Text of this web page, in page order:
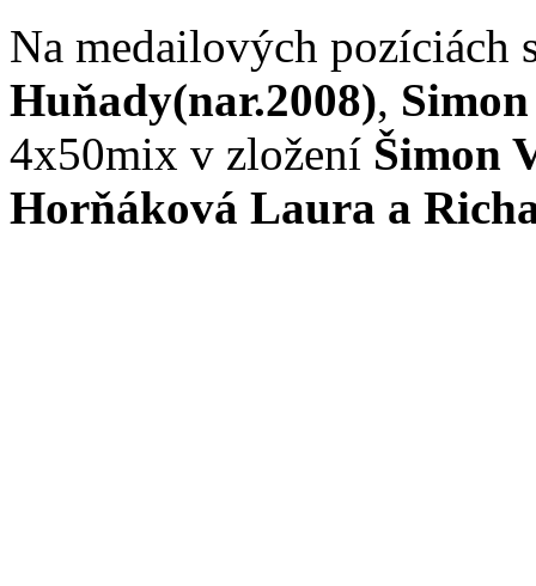
Na medailových pozíciách
Huňady(nar.2008),
4x50mix v zložení Šimon
Horňáková Laura a